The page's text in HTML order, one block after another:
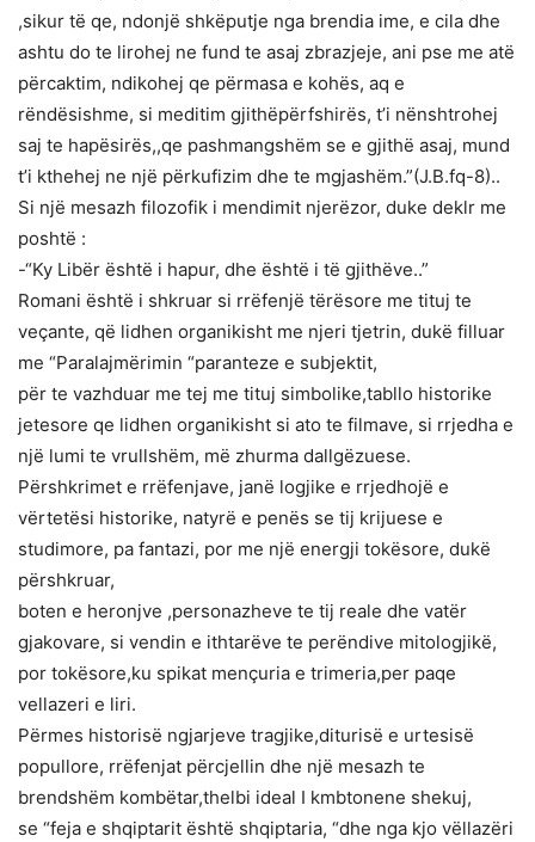
,sikur të qe, ndonjë shkëputje nga brendia ime, e cila dhe
ashtu do te lirohej ne fund te asaj zbrazjeje, ani pse me atë
përcaktim, ndikohej qe përmasa e kohës, aq e
rëndësishme, si meditim gjithëpërfshirës, t’i nënshtrohej
saj te hapësirës,,qe pashmangshëm se e gjithë asaj, mund
t’i kthehej ne një përkufizim dhe te mgjashëm.”(J.B.fq-8)..
Si një mesazh filozofik i mendimit njerëzor, duke deklr me
poshtë :
-“Ky Libër është i hapur, dhe është i të gjithëve..”
Romani është i shkruar si rrëfenjë tërësore me tituj te
veçante, që lidhen organikisht me njeri tjetrin, dukë filluar
me “Paralajmërimin “paranteze e subjektit,
për te vazhduar me tej me tituj simbolike,tabllo historike
jetesore qe lidhen organikisht si ato te filmave, si rrjedha e
një lumi te vrullshëm, më zhurma dallgëzuese.
Përshkrimet e rrëfenjave, janë logjike e rrjedhojë e
vërtetësi historike, natyrë e penës se tij krijuese e
studimore, pa fantazi, por me një energji tokësore, dukë
përshkruar,
boten e heronjve ,personazheve te tij reale dhe vatër
gjakovare, si vendin e ithtarëve te perëndive mitologjikë,
por tokësore,ku spikat mençuria e trimeria,per paqe
vellazeri e liri.
Përmes historisë ngjarjeve tragjike,diturisë e urtesisë
popullore, rrëfenjat përcjellin dhe një mesazh te
brendshëm kombëtar,thelbi ideal I kmbtonene shekuj,
se “feja e shqiptarit është shqiptaria, “dhe nga kjo vëllazëri